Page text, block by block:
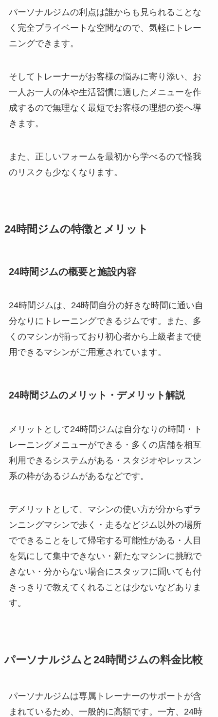
パーソナルジムの利点は誰からも見られることな
く完全プライベートな空間なので、気軽にトレー
ニングできます。
そしてトレーナーがお客様の悩みに寄り添い、お
一人お一人の体や生活習慣に適したメニューを作
成するので無理なく最短でお客様の理想の姿へ導
きます。
また、正しいフォームを最初から学べるので怪我
のリスクも少なくなります。
24時間ジムの特徴とメリット
24時間ジムの概要と施設内容
24時間ジムは、24時間自分の好きな時間に通い自
分なりにトレーニングできるジムです。また、多
くのマシンが揃っており初心者から上級者まで使
用できるマシンがご用意されています。
24時間ジムのメリット・デメリット解説
メリットとして24時間ジムは自分なりの時間・ト
レーニングメニューができる・多くの店舗を相互
利用できるシステムがある・スタジオやレッスン
系の枠があるジムがあるなどです。
デメリットとして、マシンの使い方が分からずラ
ンニングマシンで歩く・走るなどジム以外の場所
でできることをして帰宅する可能性がある・人目
を気にして集中できない・新たなマシンに挑戦で
きない・分からない場合にスタッフに聞いても付
きっきりで教えてくれることは少ないなどありま
す。
パーソナルジムと24時間ジムの料金比較
パーソナルジムは専属トレーナーのサポートが含
まれているため、一般的に高額です。一方、24時